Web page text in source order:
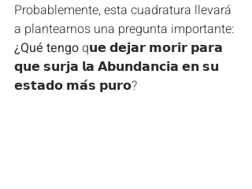
Probablemente, esta cuadratura llevará
a plantearnos una pregunta importante:
¿Qué tengo q𝘂𝗲 𝗱𝗲𝗷𝗮𝗿 𝗺𝗼𝗿𝗶𝗿 𝗽𝗮𝗿𝗮
𝗾𝘂𝗲 𝘀𝘂𝗿𝗷𝗮 𝗹𝗮 𝗔𝗯𝘂𝗻𝗱𝗮𝗻𝗰𝗶𝗮 𝗲𝗻 𝘀𝘂
𝗲𝘀𝘁𝗮𝗱𝗼 𝗺𝗮́𝘀 𝗽𝘂𝗿𝗼?